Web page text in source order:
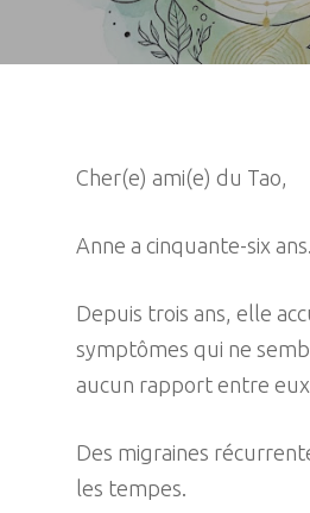
Cher(e) ami(e) du Tao,
Anne a cinquante-six ans.
Depuis trois ans, elle
symptômes qui ne
aucun rapport entre
Des migraines
les tempes.